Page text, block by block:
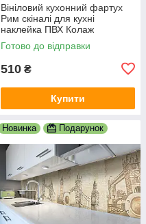
Вініловий кухонний фартух
Рим скіналі для кухні
наклейка ПВХ Колаж
Античність Бежевий
600х2000 мм
Готово до відправки
510 ₴
Купити
Новинка Подарунок